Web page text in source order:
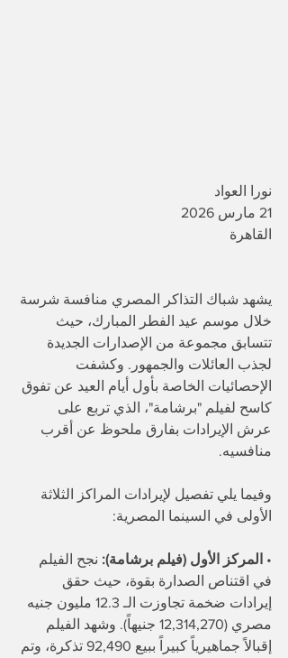
نورا العواد
21 مارس 2026
القاهرة
يشهد شباك التذاكر المصري منافسة شرسة
خلال موسم عيد الفطر المبارك، حيث
تتسابق مجموعة من الإصدارات الجديدة
لجذب العائلات والجمهور. وكشفت
الإحصائيات الخاصة بأول أيام العيد عن تفوق
كاسح لفيلم "برشامة"، الذي تربع على
عرش الإيرادات بفارق ملحوظ عن أقرب
منافسيه.
وفيما يلي تفصيل لإيرادات المراكز الثلاثة
الأولى في السينما المصرية:
• المركز الأول (فيلم برشامة): نجح الفيلم
في اقتناص الصدارة بقوة، حيث حقق
إيرادات ضخمة تجاوزت الـ 12.3 مليون جنيه
مصري (12,314,270 جنيهاً). وشهد الفيلم
إقبالاً جماهيرياً كبيراً ببيع 92,490 تذكرة، وتم